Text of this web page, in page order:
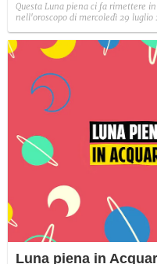
Questa Luna piena ci fa rimettere
nell'oroscopo di mercoledì 29 luglio
Luna piena in